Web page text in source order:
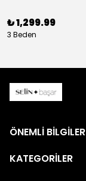
₺ 1,299.99
3 Beden
ÖNEMLİ BİLGİLER
KATEGORİLER